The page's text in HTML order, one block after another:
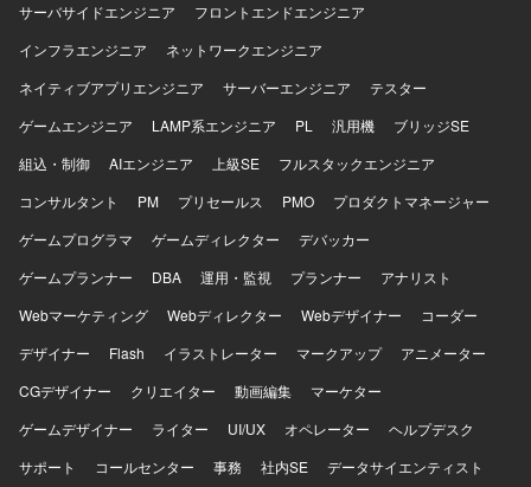
サーバサイドエンジニア
フロントエンドエンジニア
インフラエンジニア
ネットワークエンジニア
ネイティブアプリエンジニア
サーバーエンジニア
テスター
ゲームエンジニア
LAMP系エンジニア PL 汎用機
ブリッジSE
組込・制御
AIエンジニア 上級SE
フルスタックエンジニア
コンサルタント
PM プリセールス PMO
プロダクトマネージャー
ゲームプログラマ
ゲームディレクター
デバッカー
ゲームプランナー
DBA 運用・監視 プランナー
アナリスト
Webマーケティング
Webディレクター Webデザイナー
コーダー
デザイナー
Flash イラストレーター マークアップ
アニメーター
CGデザイナー
クリエイター 動画編集
マーケター
ゲームデザイナー
ライター UI/UX オペレーター
ヘルプデスク
サポート
コールセンター 事務 社内SE
データサイエンティスト